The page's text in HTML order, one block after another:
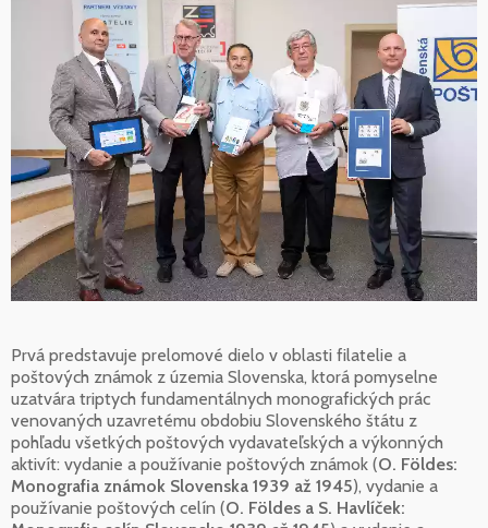
Prvá predstavuje prelomové dielo v oblasti filatelie a
poštových známok z územia Slovenska, ktorá pomyselne
uzatvára triptych fundamentálnych monografických prác
venovaných uzavretému obdobiu Slovenského štátu z
pohľadu všetkých poštových vydavateľských a výkonných
aktivít: vydanie a používanie poštových známok (O. Földes:
Monografia známok Slovenska 1939 až 1945), vydanie a
používanie poštových celín (O. Földes a S. Havlíček: